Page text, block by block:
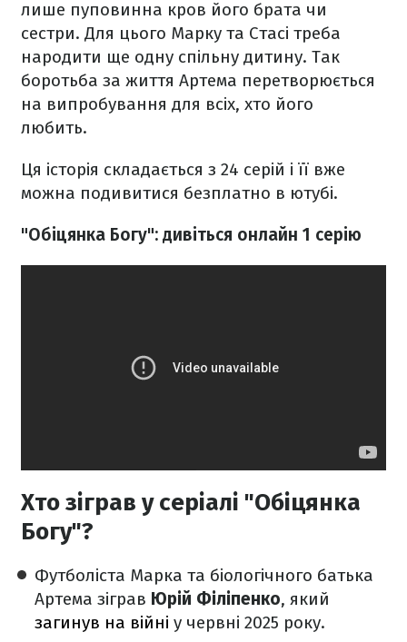
лише пуповинна кров його брата чи
сестри. Для цього Марку та Стасі треба
народити ще одну спільну дитину. Так
боротьба за життя Артема перетворюється
на випробування для всіх, хто його
любить.
Ця історія складається з 24 серій і її вже
можна подивитися безплатно в ютубі.
"Обіцянка Богу": дивіться онлайн 1 серію
Хто зіграв у серіалі "Обіцянка
Богу"?
Футболіста Марка та біологічного батька
Артема зіграв Юрій Філіпенко, який
загинув на війні у червні 2025 року.